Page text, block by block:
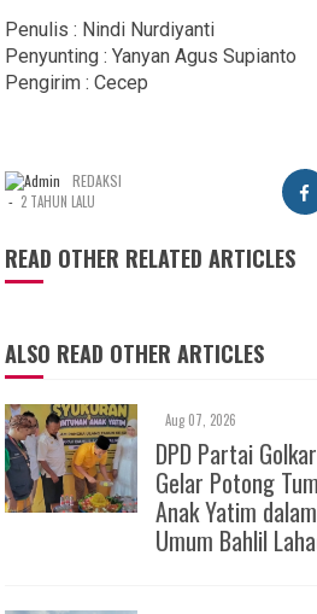
Penulis : Nindi Nurdiyanti
Penyunting : Yanyan Agus Supianto
Pengirim : Cecep
REDAKSI
- 2 TAHUN LALU
READ OTHER RELATED ARTICLES
ALSO READ OTHER ARTICLES
Aug 07, 2026
DPD Partai
Gelar Potong
Anak Yatim
Umum Bahlil